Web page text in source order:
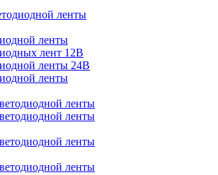
ленты
ленты
лент 12В
ленты 24В
ленты
ленты
ленты
ленты
ленты